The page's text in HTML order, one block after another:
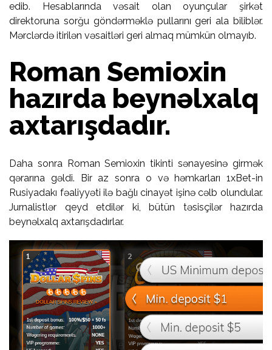
edib. Hesablarında vəsait olan oyunçular şirkət
direktoruna sorğu göndərməklə pullarını geri ala biliblər.
Mərclərdə itirilən vəsaitləri geri almaq mümkün olmayıb.
Roman Semioxin
hazırda beynəlxalq
axtarışdadır.
Daha sonra Roman Semioxin tikinti sənayesinə girmək
qərarına gəldi. Bir az sonra o və həmkarları 1xBet-in
Rusiyadakı fəaliyyəti ilə bağlı cinayət işinə cəlb olundular.
Jurnalistlər qeyd etdilər ki, bütün təsisçilər hazırda
beynəlxalq axtarışdadırlar.